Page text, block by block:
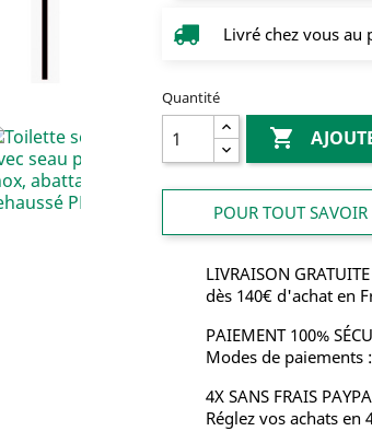
Livré chez vous au
Quantité

POUR TOUT
LIVRAISON
dès 140€ d'achat en
PAIEMENT 100%
Modes de paiements
4X SANS FRAIS
Réglez vos achats en